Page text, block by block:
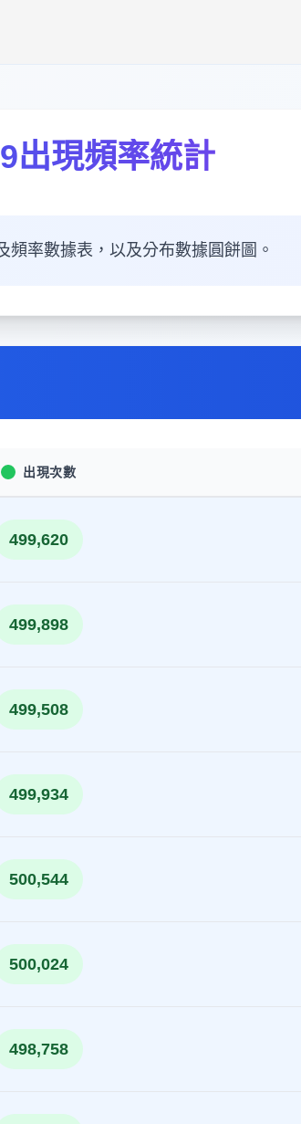
出現頻率統計
率數據表，以及分布數據圓餅圖。
出現次數
499,620
499,898
499,508
499,934
500,544
500,024
498,758